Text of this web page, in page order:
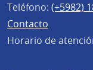
Teléfono: (+5982)
Contacto
Horario de